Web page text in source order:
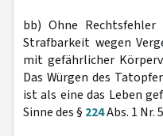
bb) Ohne
Strafbarkeit wegen
mit gefährlicher
Das Würgen des
ist als eine das Leben
Sinne des § 224Abs. 1 Nr.